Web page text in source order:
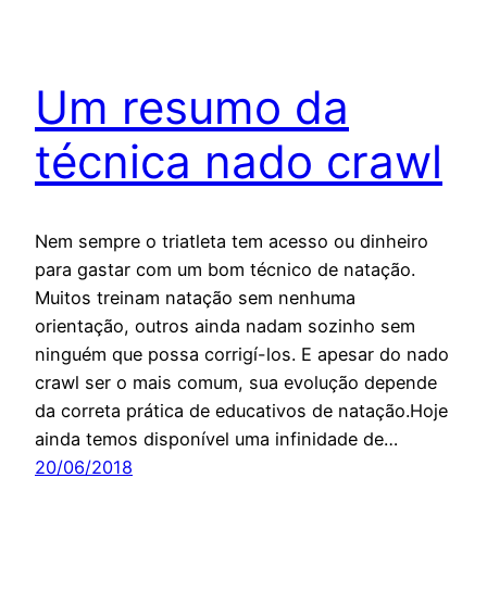
Um resumo da
técnica nado crawl
Nem sempre o triatleta tem acesso ou dinheiro
para gastar com um bom técnico de natação.
Muitos treinam natação sem nenhuma
orientação, outros ainda nadam sozinho sem
ninguém que possa corrigí-los. E apesar do nado
crawl ser o mais comum, sua evolução depende
da correta prática de educativos de natação.Hoje
ainda temos disponível uma infinidade de…
20/06/2018